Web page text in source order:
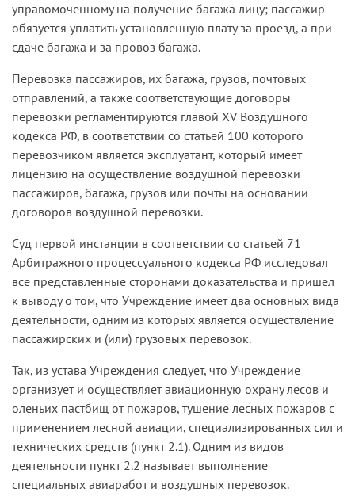
управомоченному на получение багажа лицу; пассажир
обязуется уплатить установленную плату за проезд, а при
сдаче багажа и за провоз багажа.
Перевозка пассажиров, их багажа, грузов, почтовых
отправлений, а также соответствующие договоры
перевозки регламентируются главой XV Воздушного
кодекса РФ, в соответствии со статьей 100 которого
перевозчиком является эксплуатант, который имеет
лицензию на осуществление воздушной перевозки
пассажиров, багажа, грузов или почты на основании
договоров воздушной перевозки.
Суд первой инстанции в соответствии со статьей 71
Арбитражного процессуального кодекса РФ исследовал
все представленные сторонами доказательства и пришел
к выводу о том, что Учреждение имеет два основных вида
деятельности, одним из которых является осуществление
пассажирских и (или) грузовых перевозок.
Так, из устава Учреждения следует, что Учреждение
организует и осуществляет авиационную охрану лесов и
оленьих пастбищ от пожаров, тушение лесных пожаров с
применением лесной авиации, специализированных сил и
технических средств (пункт 2.1). Одним из видов
деятельности пункт 2.2 называет выполнение
специальных авиаработ и воздушных перевозок.